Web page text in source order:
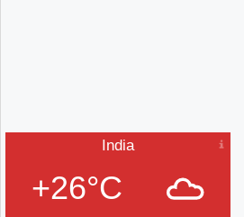
India
+26°C